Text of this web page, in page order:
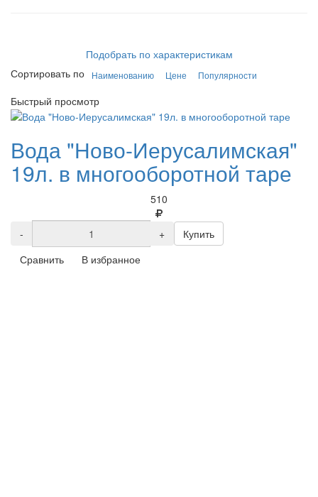
Подобрать по характеристикам
Сортировать по
Наименованию Цене Популярности
Быстрый просмотр
Вода "Ново-Иерусалимская"
19л. в многооборотной таре
510
- +
Купить
Сравнить
В избранное